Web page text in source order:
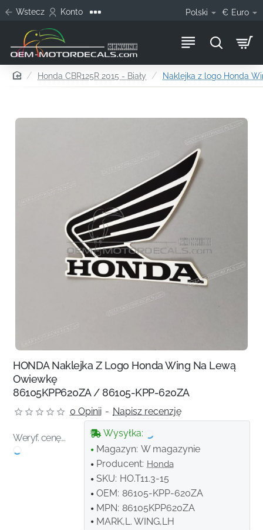
Wstecz Konto Polski € Euro
homeHonda CBR125R 2015 - Biały Naklejka z logo Honda
HONDA Naklejka Z Logo Honda Wing Na Lewą
Owiewkę
86105KPP620ZA / 86105-KPP-620ZA
0 Opinii - Napisz recenzję
Weryf. cenę...
Wysyłka:
Magazyn: W magazynie
Producent: Honda
SKU: HO.T11.3-15
OEM: 86105-KPP-620ZA
MPN: 86105KPP620ZA
MARK,L. WING,LH